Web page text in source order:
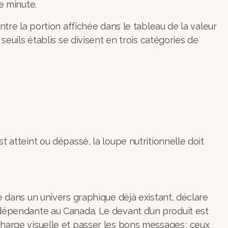
minute.
la portion affichée dans le tableau de la valeur
établis se divisent en trois catégories de
atteint ou dépassé, la loupe nutritionnelle doit
dans un univers graphique déjà existant, déclare
au Canada. Le devant d’un produit est
visuelle et passer les bons messages : ceux